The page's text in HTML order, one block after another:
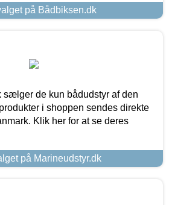
på Bådbiksen.dk
sælger de kun bådudstyr af den
i shoppen sendes direkte
Klik her for at se deres
på Marineudstyr.dk